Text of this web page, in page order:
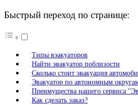
Быстрый переход по странице:
Типы вэакуаторов
Найти эвакуатор поблизости
Сколько стоит эвакуация
Эвакуатор по автономным
Преимущества нашего сервиса
Как сделать заказ?